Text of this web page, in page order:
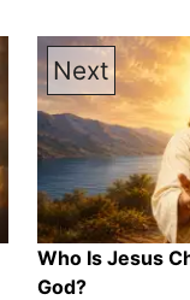
Next
Who Is Jesus
God?